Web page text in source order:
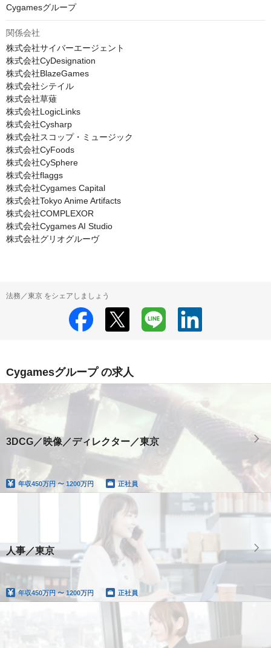
Cygamesグループ
関係会社
株式会社サイバーエージェント
株式会社CyDesignation
株式会社BlazeGames
株式会社シテイル
株式会社草薙
株式会社LogicLinks
株式会社Cysharp
株式会社スコップ・ミュージック
株式会社CyFoods
株式会社CySphere
株式会社flaggs
株式会社Cygames Capital
株式会社Tokyo Anime Artifacts
株式会社COMPLEXOR
株式会社Cygames AI Studio
株式会社グリオグルーヴ
法務／東京 をシェアしましょう
Cygamesグループ の求人
3DCG／映像／ディレクター／東京
年収450万円 〜 1200万円 正社員
人事／東京
年収450万円 〜 1200万円 正社員